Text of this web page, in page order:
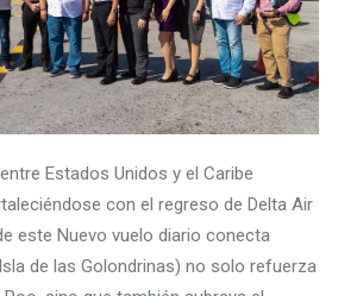
Estados Unidos y el Caribe
con el regreso de Delta Air
este Nuevo vuelo diario conecta
de las Golondrinas) no solo refuerza